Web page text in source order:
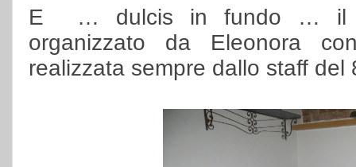
E … dulcis in fundo … il
organizzato da Eleonora
realizzata sempre dallo staff